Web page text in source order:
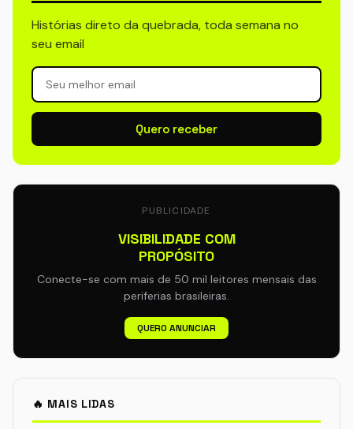
Histórias direto da quebrada, toda semana no
seu email
Quero receber
PUBLICIDADE
VISIBILIDADE COM
PROPÓSITO
Conecte-se com mais de 50 mil leitores mensais das
periferias brasileiras.
QUERO ANUNCIAR
🔥 MAIS LIDAS